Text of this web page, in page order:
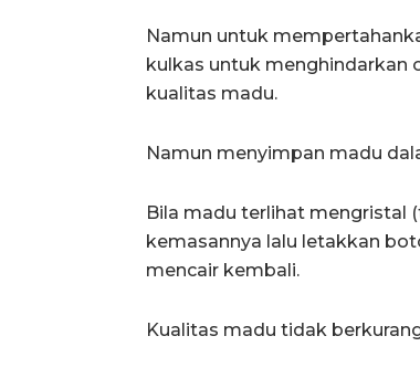
Namun untuk
kulkas untuk menghindarkan
kualitas madu.
Namun menyimpan madu
Bila madu terlihat mengristal
kemasannya lalu letakkan
mencair kembali.
Kualitas madu tidak